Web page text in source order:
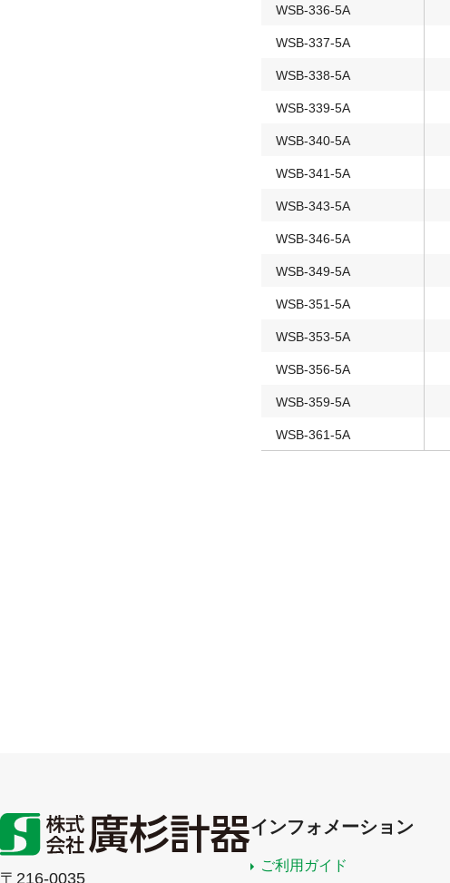
WSB-336-5A
WSB-337-5A
WSB-338-5A
WSB-339-5A
WSB-340-5A
WSB-341-5A
WSB-343-5A
WSB-346-5A
WSB-349-5A
WSB-351-5A
WSB-353-5A
WSB-356-5A
WSB-359-5A
WSB-361-5A
〒216-0035
インフォメーション
ご利用ガイド